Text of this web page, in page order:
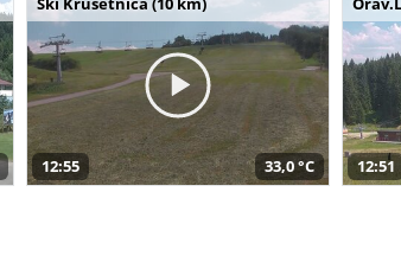
12:55 33,0 °C 12:51